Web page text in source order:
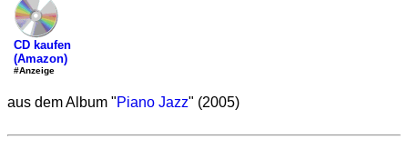
CD kaufen
(Amazon)
#Anzeige
aus dem Album "Piano Jazz" (2005)